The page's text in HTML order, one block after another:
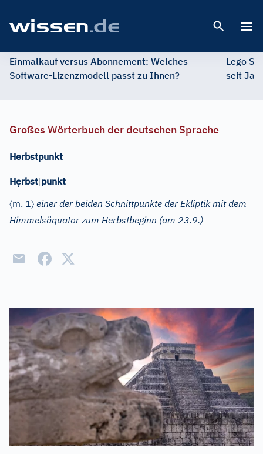
Einmalkauf versus Abonnement: Welches
Software-Lizenzmodell passt zu Ihnen?
Lego
seit
Großes Wörterbuch der deutschen Sprache
Herbstpunkt
Hẹrbst|punkt
〈m. 1〉 einer der beiden Schnittpunkte der Ekliptik mit dem
Himmelsäquator zum Herbstbeginn (am 23.9.)